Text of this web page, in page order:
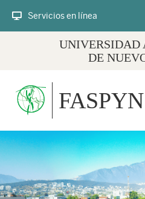
Servicios en línea
UNIVERSIDAD
DE
FASPYN